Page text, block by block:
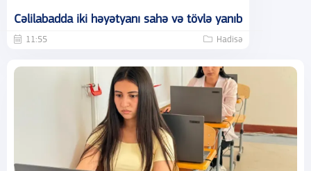
Cəlilabadda iki həyətyanı sahə və tövlə yanıb
11:55 Hadisə